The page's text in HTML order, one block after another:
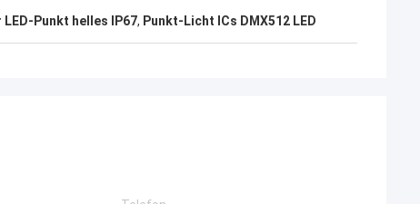
Punkt helles IP67, Punkt-Licht ICs DMX512 LED